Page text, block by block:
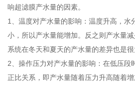
响超滤膜产水量的因素。
1、温度对产水量的影响：温度升高，水
小，所以产水量能增加。反之则产水量
系统在冬天和夏天的产水量的差异也是很
2、操作压力对产水量的影响：在低压段
正比关系，即产水量随着压力升高随着